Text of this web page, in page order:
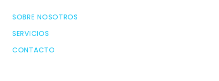
SOBRE NOSOTROS
SERVICIOS
CONTACTO